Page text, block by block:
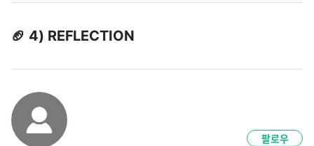
🏈 4) REFLECTION
팔로우